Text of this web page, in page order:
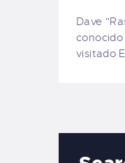
Dave
visitado